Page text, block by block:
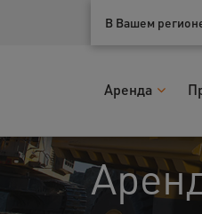
Ваш город:
В Вашем
Аренда